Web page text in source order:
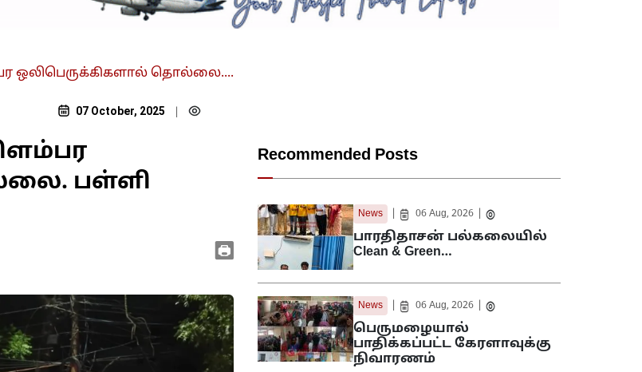
ஒலிபெருக்கிகளால் தொல்லை....
07 October, 2025
பள்ளி
Recommended Posts
News 06 Aug, 2026
பாரதிதாசன் பல்கலையில்
Clean & Green…
News 06 Aug, 2026
பெருமழையால்
பாதிக்கப்பட்ட கேரளாவுக்கு
நிவாரணம்